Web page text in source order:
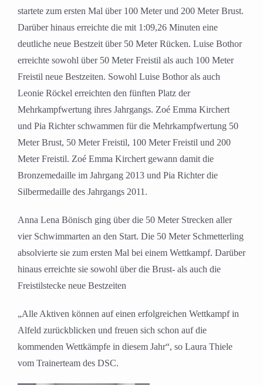
startete zum ersten Mal über 100 Meter und 200 Meter Brust.
Darüber hinaus erreichte die mit 1:09,26 Minuten eine
deutliche neue Bestzeit über 50 Meter Rücken. Luise Bothor
erreichte sowohl über 50 Meter Freistil als auch 100 Meter
Freistil neue Bestzeiten. Sowohl Luise Bothor als auch
Leonie Röckel erreichten den fünften Platz der
Mehrkampfwertung ihres Jahrgangs. Zoé Emma Kirchert
und Pia Richter schwammen für die Mehrkampfwertung 50
Meter Brust, 50 Meter Freistil, 100 Meter Freistil und 200
Meter Freistil. Zoé Emma Kirchert gewann damit die
Bronzemedaille im Jahrgang 2013 und Pia Richter die
Silbermedaille des Jahrgangs 2011.
Anna Lena Bönisch ging über die 50 Meter Strecken aller
vier Schwimmarten an den Start. Die 50 Meter Schmetterling
absolvierte sie zum ersten Mal bei einem Wettkampf. Darüber
hinaus erreichte sie sowohl über die Brust- als auch die
Freistilstecke neue Bestzeiten
„Alle Aktiven können auf einen erfolgreichen Wettkampf in
Alfeld zurückblicken und freuen sich schon auf die
kommenden Wettkämpfe in diesem Jahr“, so Laura Thiele
vom Trainerteam des DSC.